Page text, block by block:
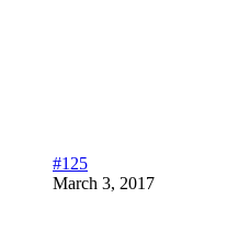
#125
March 3, 2017